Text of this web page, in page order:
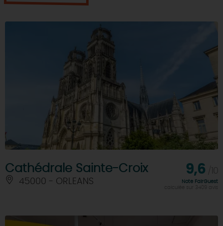
Cathédrale Sainte-Croix
45000 - ORLEANS
9,6
Note FairGuest